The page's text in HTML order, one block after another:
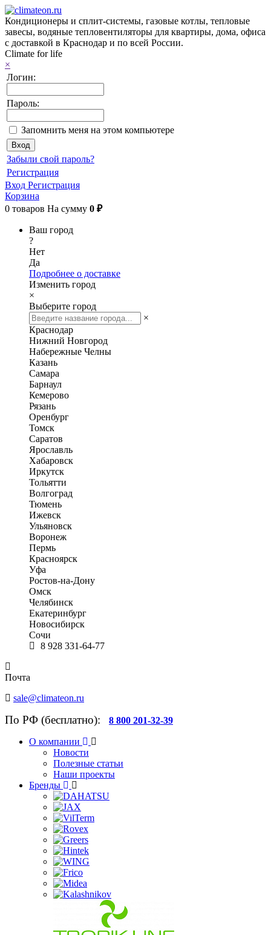
Кондиционеры и сплит-системы, газовые котлы, тепловые
завесы, водяные тепловентиляторы для квартиры, дома, офиса
с доставкой в Краснодар и по всей России.
Climate for life
×
Логин:
Пароль:
Запомнить меня на этом компьютере
Забыли свой пароль?
Регистрация
Вход Регистрация
Корзина
0 товаров На сумму 0 ₽
Ваш город
?
Нет
Да
Подробнее о доставке
Изменить город
×
Выберите город
×
Краснодар
Нижний Новгород
Набережные Челны
Казань
Самара
Барнаул
Кемерово
Рязань
Оренбург
Томск
Саратов
Ярославль
Хабаровск
Иркутск
Тольятти
Волгоград
Тюмень
Ижевск
Ульяновск
Воронеж
Пермь
Красноярск
Уфа
Ростов-на-Дону
Омск
Челябинск
Екатеринбург
Новосибирск
Сочи
8 928 331-64-77
Почта
sale@climateon.ru
По РФ (бесплатно): 8 800 201-32-39
О компании
Новости
Полезные статьи
Наши проекты
Бренды